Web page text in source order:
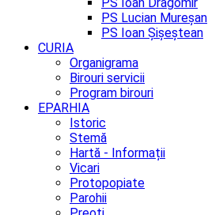
PS Lucian Mureșan
PS Ioan Șișeștean
CURIA
Organigrama
Birouri servicii
Program birouri
EPARHIA
Istoric
Stemă
Hartă - Informații
Vicari
Protopopiate
Parohii